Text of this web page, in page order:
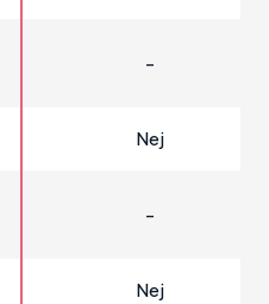
-
Nej
-
Nej